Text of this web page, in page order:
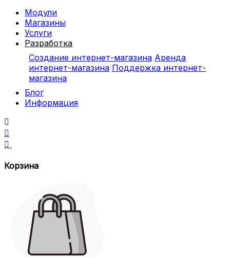
Модули
Магазины
Услуги
Разработка
Создание интернет-магазина Аренда
интернет-магазина Поддержка интернет-
магазина
Блог
Информация



Корзина